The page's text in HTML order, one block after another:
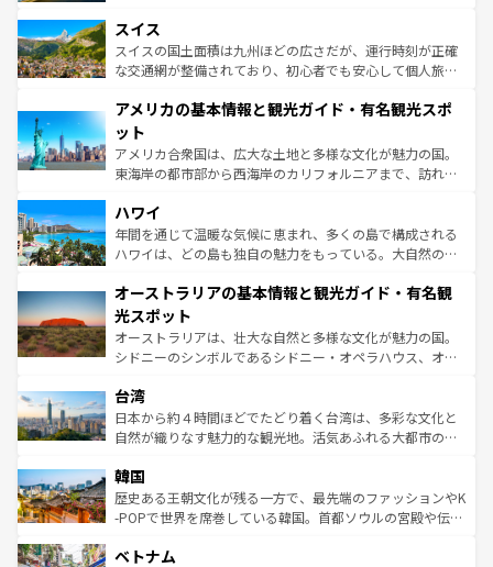
を参照してほしい。
は、お酒好きな人にはぜひ体験してほしい。 なお、新着の
ドイツ情報はコンテンツ一覧を参照してほしい。
リアごとに異なる魅力がある。また、優雅なアフタヌーン
ティー、ビール好きにはたまらない英国パブ、サッカー観
戦など、本場だからこそできる体験も豊富。イギリスを旅
ンツ一覧を参照してほしい。
スイス
スイスの国土面積は九州ほどの広さだが、運行時刻が正確
な交通網が整備されており、初心者でも安心して個人旅行
の建物がそのまま残る町や、スイスならではのユニークな
博物館もあり、アルプス観光だけでなく町歩きも満喫する
ことができる。国民の所得が高いため物価も高いが、旅行
者向けの交通パス提供のサービスもあり、うまく活用すれ
着のスイス情報は
アメリカの基本情報と観光ガイド・有名観光スポ
ット
アメリカ合衆国は、広大な土地と多様な文化が魅力の国。
東海岸の都市部から西海岸のカリフォルニアまで、訪れる
のような巨大都市は、観光、ショッピング、エンターテイ
ンメントが詰まった刺激的なスポットだ。一方、アメリカ
西部には大自然が広がり、グランドキャニオンやイエロー
部のニューオーリンズでは、音楽と美食が融合した独特の
文化が魅力。旅行者はアメリカの各地域で異なる魅力を楽
しみながら、その多様性と豊かな歴史を感じることができ
るだろう。車でのロードトリップや列車の旅も、アメリカ
情報は
ハワイ
年間を通じて温暖な気候に恵まれ、多くの島で構成される
ハワイは、どの島も独自の魅力をもっている。大自然の神
ワイ島は見逃せない。また、定番の観光地といえばオアフ
島だが、静かな自然を求めるならマウイ島やカウアイ島が
おすすめ。エメラルドグリーンに輝く海をはじめ、豊かな
文化や歴史が息づいている。「アロハスピリット」と呼ば
人々、おいしいローカルフードやハワイアンミュージッ
ク、伝統的なフラダンスなど、すべてがハワイの魅力を彩
っている。訪れるたびに新しい発見と感動が待っているハ
はコンテンツ一覧
オーストラリアの基本情報と観光ガイド・有名観
光スポット
オーストラリアは、壮大な自然と多様な文化が魅力の国。
シドニーのシンボルであるシドニー・オペラハウス、オー
リアリーフや大陸中央部にそびえるウルル（エアーズロッ
ク）、タスマニアの美しい原生林やケアンズの熱帯雨林な
ど、見どころがたくさん。また、カフェやワイン、オージ
いる。アクティビティも充実しており、サーフィンやダイ
ビング、ハイキングなど、アウトドア好きにはたまらな
い。オーストラリアの多彩な魅力を存分に味わいつくそ
参照してほしい。
台湾
日本から約４時間ほどでたどり着く台湾は、多彩な文化と
自然が織りなす魅力的な観光地。活気あふれる大都市の台
ン）、静ひつな山岳地帯である台湾東部など、都市の喧騒
と山間の静けさが共存しており、訪れる人に新しい発見と
驚きをもたらしてくれる。また、奥深い台湾の食文化も魅
容にもいいと評判のスイーツなど、バラエティ豊かな料理
韓国
歴史ある王朝文化が残る一方で、最先端のファッションやK
-POPで世界を席巻している韓国。首都ソウルの宮殿や伝統
き、地方に足を延ばせば四季折々の自然美を楽しむことが
ベトナム